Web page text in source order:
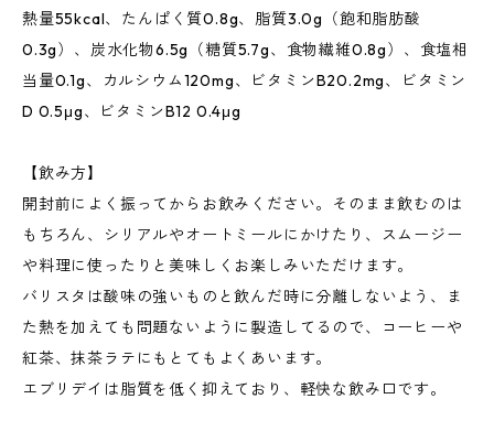
熱量55kcal、たんぱく質0.8g、脂質3.0g（飽和脂肪酸
0.3g）、炭水化物6.5g（糖質5.7g、食物繊維0.8g）、食塩相
当量0.1g、カルシウム120mg、ビタミンB20.2mg、ビタミン
D 0.5μg、ビタミンB12 0.4μg
【飲み方】
開封前によく振ってからお飲みください。そのまま飲むのは
もちろん、シリアルやオートミールにかけたり、スムージー
や料理に使ったりと美味しくお楽しみいただけます。
バリスタは酸味の強いものと飲んだ時に分離しないよう、ま
た熱を加えても問題ないように製造してるので、コーヒーや
紅茶、抹茶ラテにもとてもよくあいます。
エブリデイは脂質を低く抑えており、軽快な飲み口です。